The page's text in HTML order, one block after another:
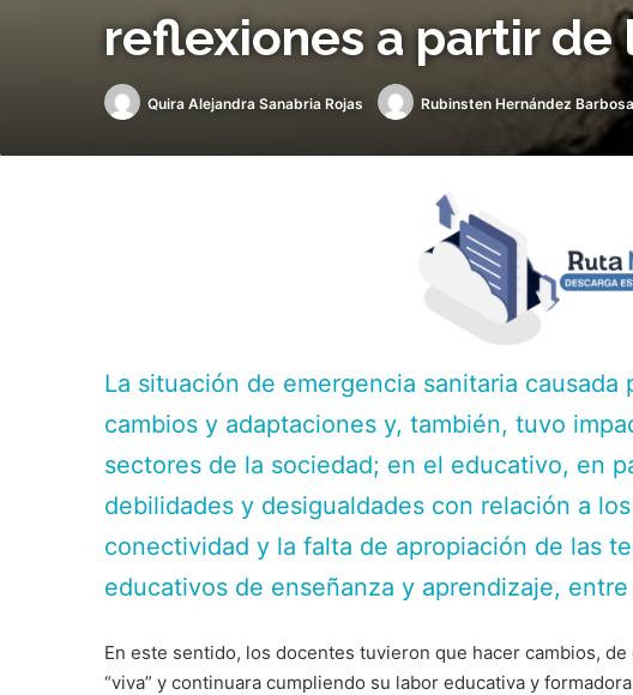
reflexiones a partir de
Quira Alejandra Sanabria Rojas Rubinsten Hernández Barbosa
La situación de emergencia sanitaria
cambios y adaptaciones y, también, tuvo
sectores de la sociedad; en el educativo, en
debilidades y desigualdades con relación a
conectividad y la falta de apropiación de las
educativos de enseñanza y aprendizaje,
En este sentido, los docentes tuvieron que hacer cambios,
“viva” y continuara cumpliendo su labor educativa y